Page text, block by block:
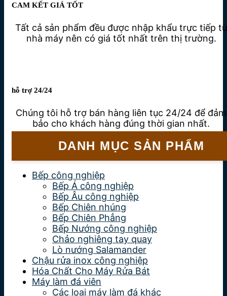
CAM KẾT GIÁ TỐT
Tất cả sản phẩm đều được nhập khẩu trực tiếp từ
nhà máy nên có giá tốt nhất trên thị trường.
hỗ trợ 24/24
Chúng tôi hỗ trợ bán hàng liên tục 24/24 để đảm
bảo cho khách hàng đúng thời gian nhất.
DANH MỤC SẢN PHẨM
Bếp công nghiệp
Bếp Á công nghiệp
Bếp Âu công nghiệp
Bếp Chiên nhúng
Bếp Chiên Phẳng
Bếp Nướng công nghiệp
Chảo nghiêng tay quay
Lò nướng Salamander
Chậu rửa inox công nghiệp
Hóa Chất Cho Máy Rửa Bát
Máy làm đá viên
Các loại máy làm đá khác